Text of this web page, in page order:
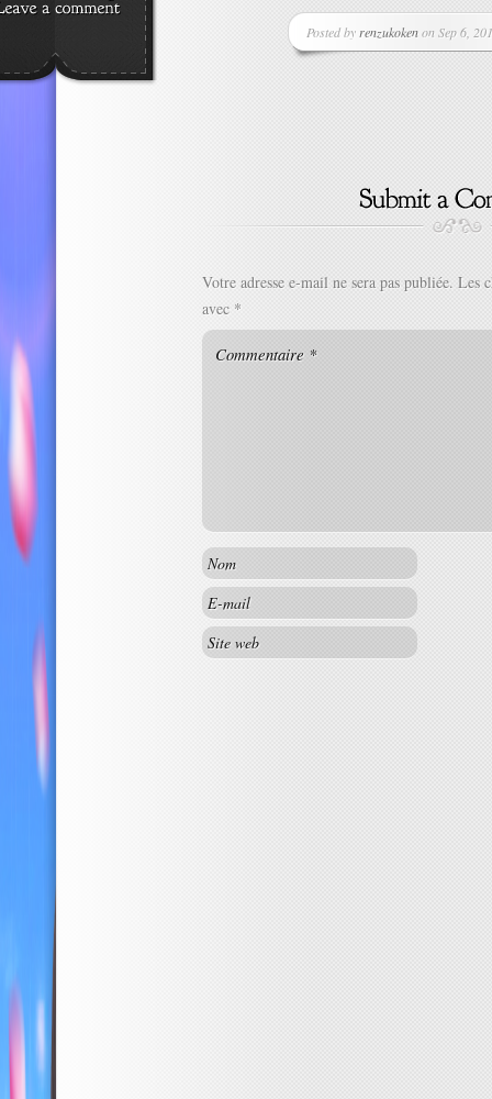
Posted by renzukokenon Sep 6,
Votre adresse e-mail ne sera pas publiée. Les
avec *